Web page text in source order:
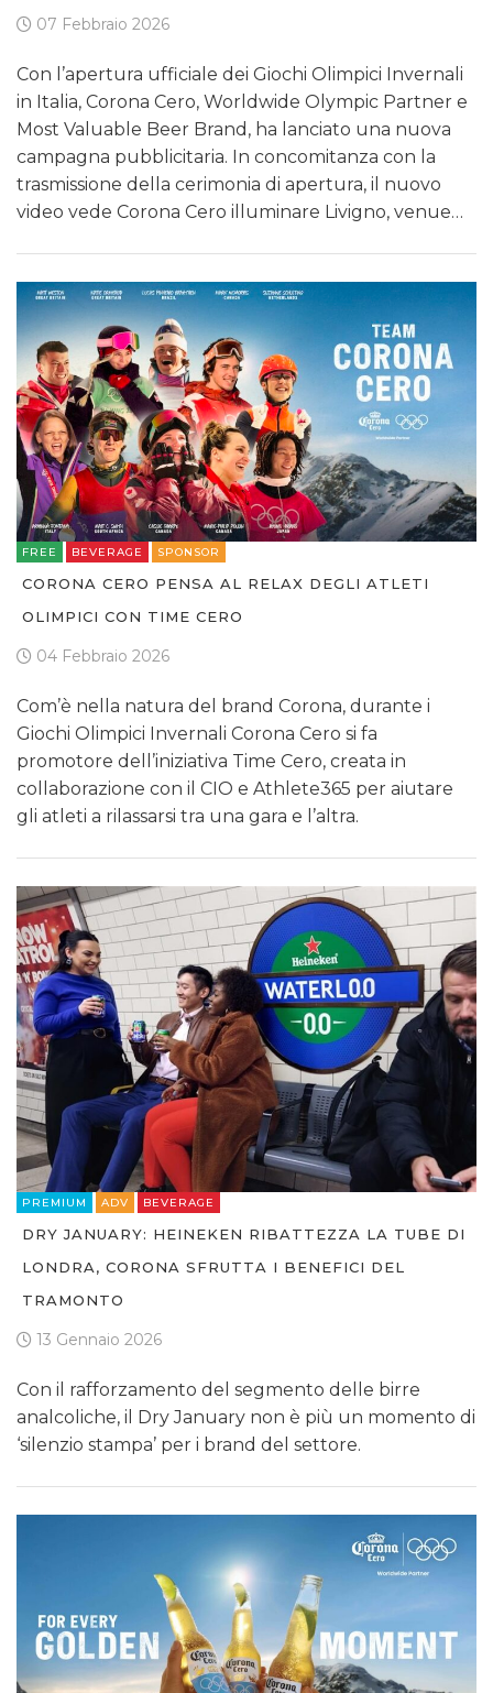
07 Febbraio 2026
Con l’apertura ufficiale dei Giochi Olimpici Invernali
in Italia, Corona Cero, Worldwide Olympic Partner e
Most Valuable Beer Brand, ha lanciato una nuova
campagna pubblicitaria. In concomitanza con la
trasmissione della cerimonia di apertura, il nuovo
video vede Corona Cero illuminare Livigno, venue…
FREE BEVERAGE SPONSOR
CORONA CERO PENSA AL RELAX DEGLI ATLETI
OLIMPICI CON TIME CERO
04 Febbraio 2026
Com’è nella natura del brand Corona, durante i
Giochi Olimpici Invernali Corona Cero si fa
promotore dell’iniziativa Time Cero, creata in
collaborazione con il CIO e Athlete365 per aiutare
gli atleti a rilassarsi tra una gara e l’altra.
PREMIUM ADV BEVERAGE
DRY JANUARY: HEINEKEN RIBATTEZZA LA TUBE DI
LONDRA, CORONA SFRUTTA I BENEFICI DEL
TRAMONTO
13 Gennaio 2026
Con il rafforzamento del segmento delle birre
analcoliche, il Dry January non è più un momento di
‘silenzio stampa’ per i brand del settore.